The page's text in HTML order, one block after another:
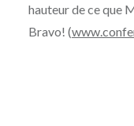
hauteur de ce que
Bravo! (